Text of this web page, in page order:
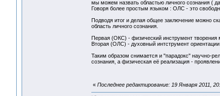
мы можем назвать областью личного сознания (
Говоря более простым языком : ОЛС - это
Подводя итог и делая общее заключение можно
область личного сознания.
Первая (ОКС) - физический инструмент творения
Вторая (ОЛС) - духовный интструмент
Таким образом снимается и "парадокс" научно-
сознания, а физическая её реализация -
« Последнее редактирование: 19 Января 2011,